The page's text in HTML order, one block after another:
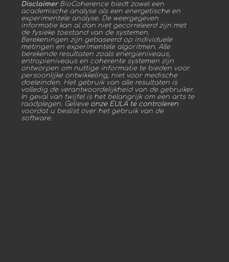
DisclaimerBioCoherence biedt zowel een
academische analyse als een energetische en
experimentele analyse. De weergegeven
informatie kan al dan niet gecorreleerd zijn met
de fysieke toestand van de systemen.
Berekeningen zijn gebaseerd op individuele
metingen en experimentele algoritmen. Alle
berekende resultaten zoals energieniveaus,
entropieniveaus en coherente systemen zijn
ontworpen om nuttige informatie te bieden voor
persoonlijke ontwikkeling, niet voor medische
doeleinden. Het gebruik van alle resultaten is
volledig de verantwoordelijkheid van de gebruiker.
In geval van twijfel is het belangrijk om een arts te
raadplegen. Gelieve onze EULA te controleren
voordat u beslist over het gebruik van de
software.